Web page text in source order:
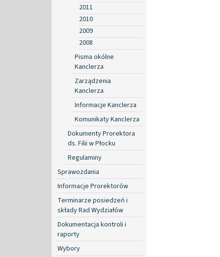
2011
2010
2009
2008
Pisma okólne
Kanclerza
Zarządzenia
Kanclerza
Informacje Kanclerza
Komunikaty Kanclerza
Dokumenty Prorektora
ds. Filii w Płocku
Regulaminy
Sprawozdania
Informacje Prorektorów
Terminarze posiedzeń i
składy Rad Wydziałów
Dokumentacja kontroli i
raporty
Wybory